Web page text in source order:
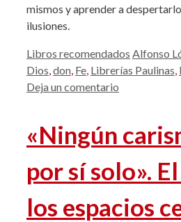
mismos y aprender a
ilusiones.
Categorías
Libros recomendados Etiquetas
Alfonso
Dios,don, Fe, Librerías Paulinas,
Deja un comentario
«Ningún
por sí solo».
los espacios